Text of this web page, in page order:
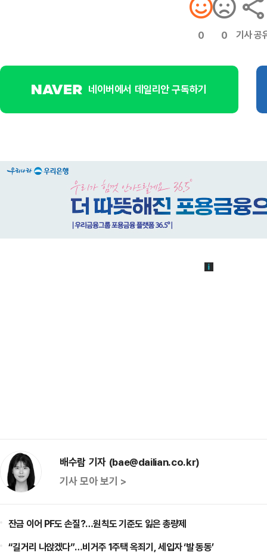
0 0 기사 공
네이버에서 데일리안 구독하기
배수람 기자 (bae@dailian.co.kr)
기사 모아 보기 >
잔금 이어 PF도 손질?…원칙도 기준도 잃은 총량제
“길거리 나앉겠다”…비거주 1주택 옥죄기, 세입자 ‘발 동동’